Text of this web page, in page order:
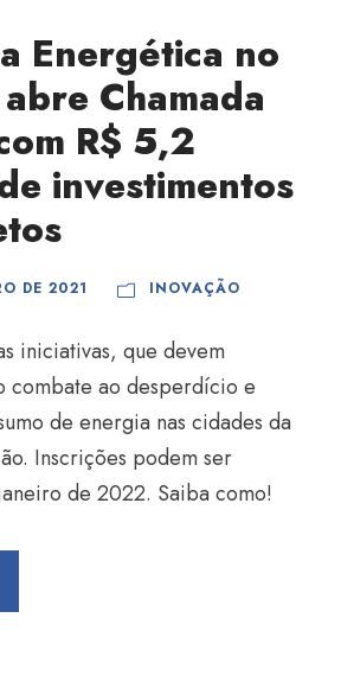
Energética no
abre Chamada
R$ 5,2
investimentos
DE 2021 INOVAÇÃO
iniciativas, que devem
combate ao desperdício e
de energia nas cidades da
Inscrições podem ser
de 2022. Saiba como!